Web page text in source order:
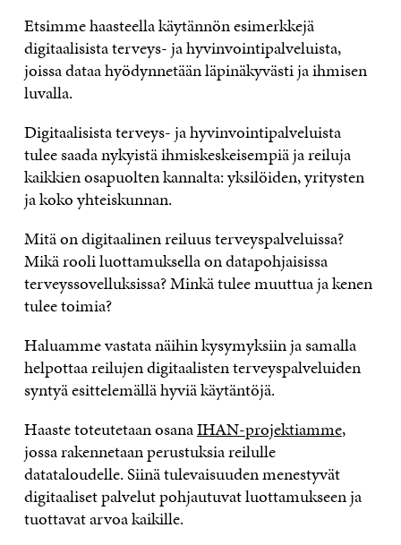
Etsimme haasteella käytännön esimerkkejä
digitaalisista terveys- ja hyvinvointipalveluista,
joissa dataa hyödynnetään läpinäkyvästi ja ihmisen
luvalla.
Digitaalisista terveys- ja hyvinvointipalveluista
tulee saada nykyistä ihmiskeskeisempiä ja reiluja
kaikkien osapuolten kannalta: yksilöiden, yritysten
ja koko yhteiskunnan.
Mitä on digitaalinen reiluus terveyspalveluissa?
Mikä rooli luottamuksella on datapohjaisissa
terveyssovelluksissa? Minkä tulee muuttua ja kenen
tulee toimia?
Haluamme vastata näihin kysymyksiin ja samalla
helpottaa reilujen digitaalisten terveyspalveluiden
syntyä esittelemällä hyviä käytäntöjä.
Haaste toteutetaan osanaIHAN-projektiamme,
jossa rakennetaan perustuksia reilulle
datataloudelle. Siinä tulevaisuuden menestyvät
digitaaliset palvelut pohjautuvat luottamukseen ja
tuottavat arvoa kaikille.